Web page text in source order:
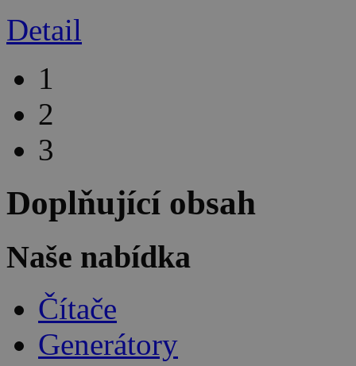
Detail
1
2
3
Doplňující obsah
Naše nabídka
Čítače
Generátory